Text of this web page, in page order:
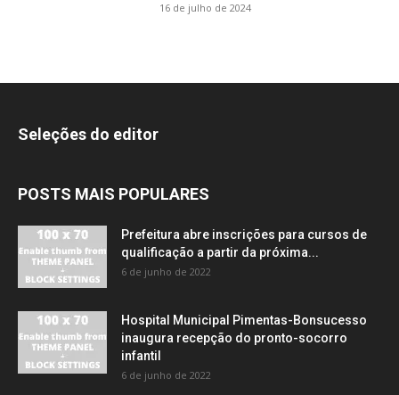
16 de julho de 2024
Seleções do editor
POSTS MAIS POPULARES
Prefeitura abre inscrições para cursos de
qualificação a partir da próxima...
6 de junho de 2022
Hospital Municipal Pimentas-Bonsucesso
inaugura recepção do pronto-socorro
infantil
6 de junho de 2022